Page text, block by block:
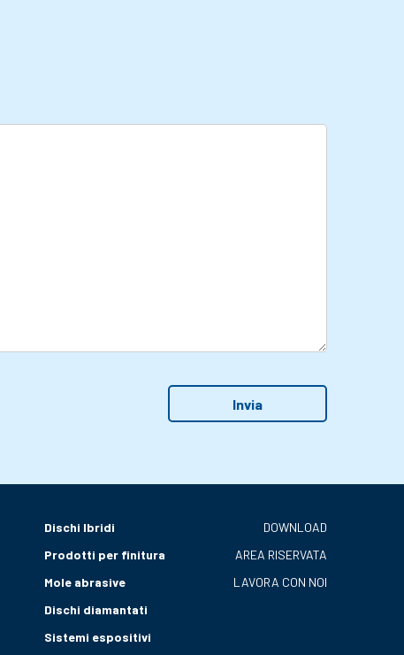
Dischi Ibridi
Prodotti per finitura
Mole abrasive
Dischi diamantati
Sistemi espositivi
DOWNLOAD
AREA RISERVATA
LAVORA CON NOI